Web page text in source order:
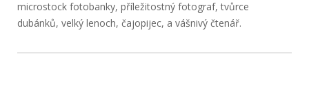
microstock fotobanky, příležitostný fotograf, tvůrce
dubánků, velký lenoch, čajopijec, a vášnivý čtenář.